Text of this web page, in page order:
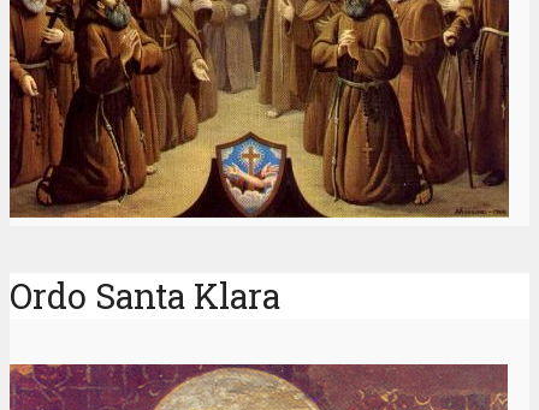
Do Nothing, Change Nothing,
Resist Nothing
Postulants: A Beginning Vocation
“The Gift of Love”
Healthy By Franciscans
OFM Indonesia